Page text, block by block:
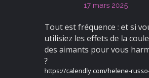
17 mars 2025
Tout est fréquence : et si
utilisiez les effets de la
des aimants pour vous
?
https://calendly.com/helene-